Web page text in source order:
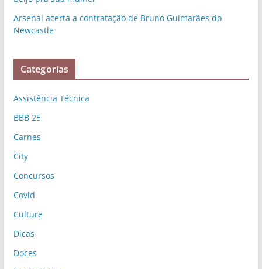
Arsenal acerta a contratação de Bruno Guimarães do
Newcastle
Categorias
Assistência Técnica
BBB 25
Carnes
City
Concursos
Covid
Culture
Dicas
Doces